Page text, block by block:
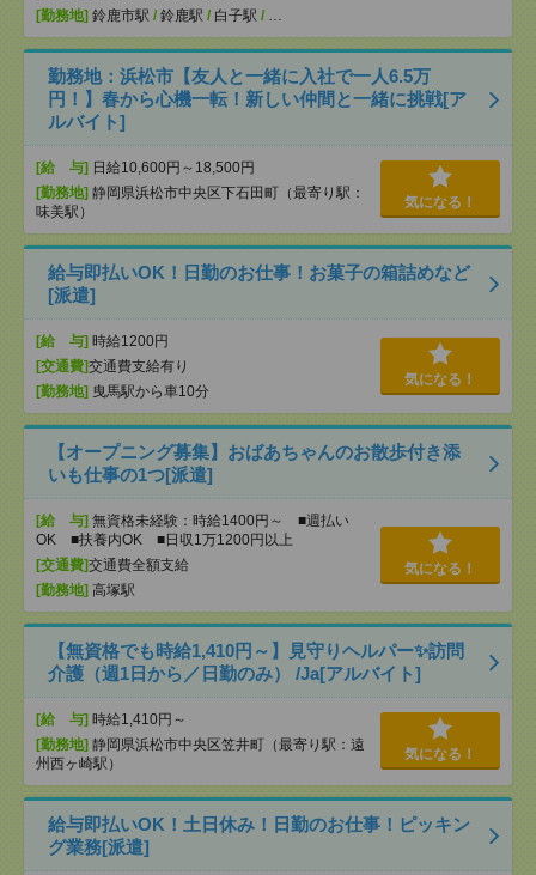
[勤務地] 鈴鹿市駅 / 鈴鹿駅 / 白子駅 / …
勤務地：浜松市【友人と一緒に入社で一人6.5万
円！】春から心機一転！新しい仲間と一緒に挑戦[ア
ルバイト]
[給 与] 日給10,600円～18,500円
[勤務地] 静岡県浜松市中央区下石田町（最寄り駅：
味美駅）
気になる！
給与即払いOK！日勤のお仕事！お菓子の箱詰めなど
[派遣]
[給 与] 時給1200円
[交通費]交通費支給有り
[勤務地] 曳馬駅から車10分
気になる！
【オープニング募集】おばあちゃんのお散歩付き添
いも仕事の1つ[派遣]
[給 与] 無資格未経験：時給1400円～ ■週払い
OK ■扶養内OK ■日収1万1200円以上
[交通費]交通費全額支給
[勤務地] 高塚駅
気になる！
【無資格でも時給1,410円～】見守りヘルパー✨訪問
介護（週1日から／日勤のみ） /Ja[アルバイト]
[給 与] 時給1,410円～
[勤務地] 静岡県浜松市中央区笠井町（最寄り駅：遠
州西ヶ崎駅）
気になる！
給与即払いOK！土日休み！日勤のお仕事！ピッキン
グ業務[派遣]